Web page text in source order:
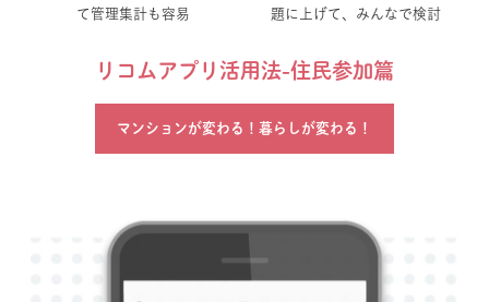
て管理集計も容易
題に上げて、みんなで検討
リコムアプリ活用法-住民参加篇
マンションが変わる！暮らしが変わる！